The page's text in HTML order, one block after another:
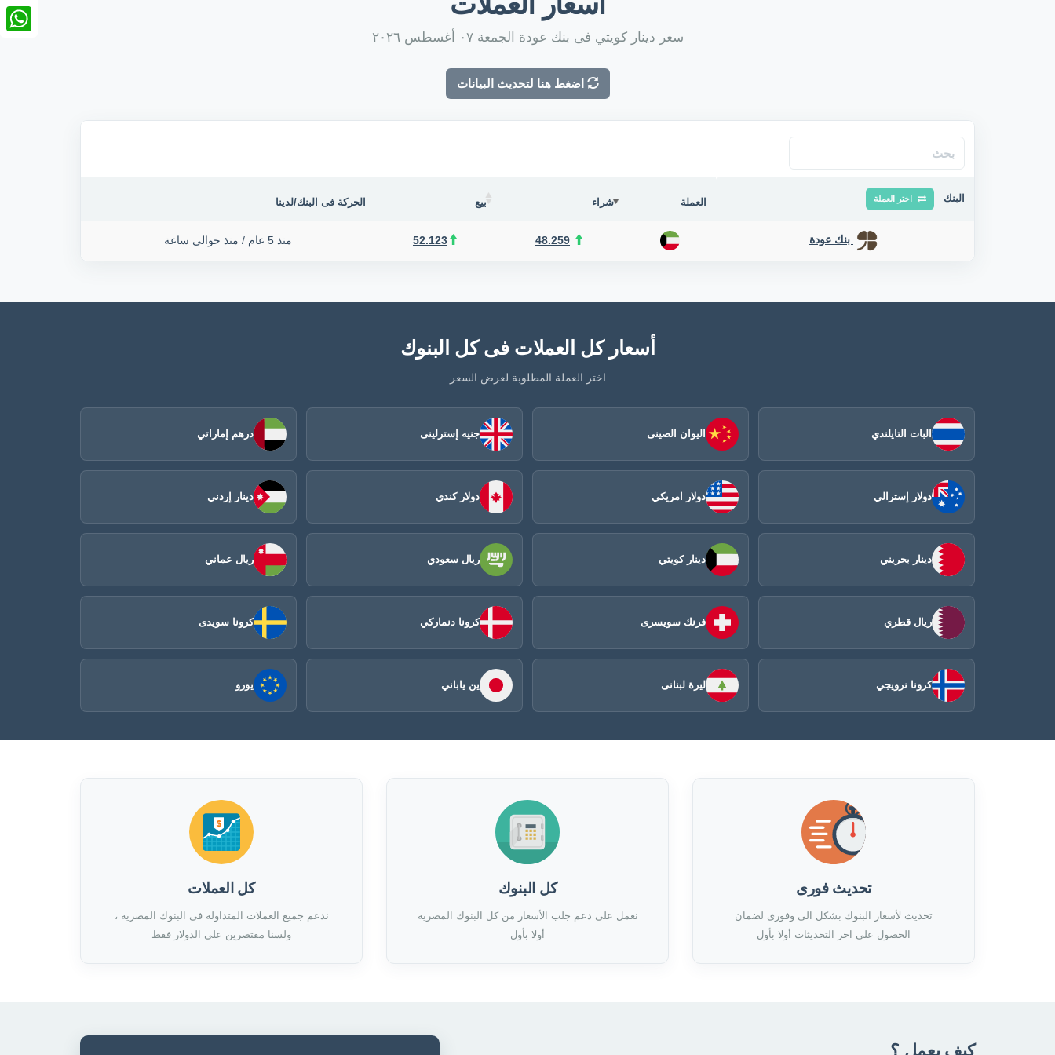
سعر دينار كويتي فى بنك عودة الجمعة ٠٧ أغسطس ٢٠٢٦
اضغط هنا لتحديث البيانات
البنك اختر العملة العملة شراء بيع الحركة فى البنك/لدينا
بنك عودة 48.259
52.123 منذ 5 عام / منذ حوالى ساعة
أسعار كل العملات فى كل البنوك
اختر العملة المطلوبة لعرض السعر
البات التايلندي اليوان الصينى​ جنيه إسترلينى درهم إماراتي
دولار إسترالي دولار امريكي دولار كندي دينار إردني
دينار بحريني دينار كويتي ريال سعودي ريال عماني
ريال قطري فرنك سويسرى كرونا دنماركي كرونا سويدى
كرونا نرويجي ليرة لبنانى ين ياباني يورو
تحديث فورى
تحديث لأسعار البنوك بشكل الى وفورى لضمان
الحصول على اخر التحديثات أولا بأول
كل البنوك
نعمل على دعم جلب الأسعار من كل البنوك المصرية
أولا بأول
كل العملات
ندعم جميع العملات المتداولة فى البنوك المصرية ،
ولسنا مقتصرين على الدولار فقط
كيف يعمل ؟